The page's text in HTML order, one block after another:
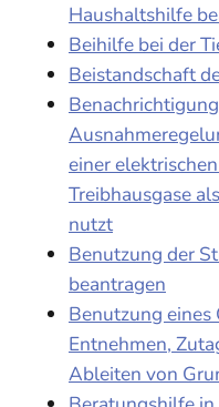
Haushaltshilfe
Beihilfe bei der
Beistandschaft
einer
Treibhausgase
nutzt
Benutzung der
beantragen
Benutzung eines
Entnehmen,
Ableiten von